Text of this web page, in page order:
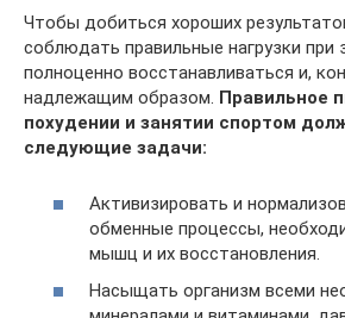
Чтобы добиться хороших
соблюдать правильные нагрузки при
полноценно восстанавливаться и,
надлежащим образом. Правильное
похудении и занятии спортом
следующие задачи:
Активизировать и
обменные процессы,
мышц и их восстановления.
Насыщать организм всеми